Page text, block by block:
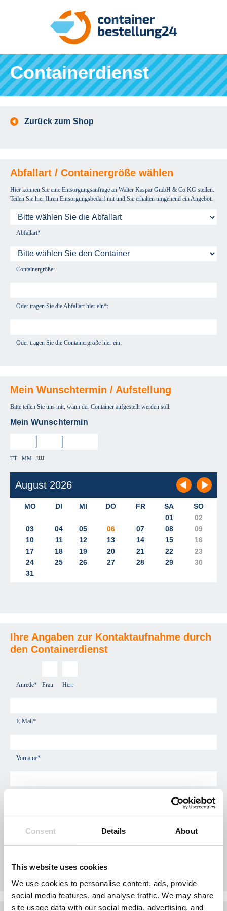
Consent Details About
This website uses cookies
We use cookies to personalise content, ads, provide
social media features, and analyse traffic. We may share
site usage data with our social media, advertising, and
Containerdienst
Zurück zum Shop
Abfallart / Containergröße wählen
Hier können Sie eine Entsorgungsanfrage an Walter Kaspar GmbH & Co.KG stellen.
Teilen Sie hier Ihren Entsorgungsbedarf mit und Sie erhalten umgehend ein Angebot.
Abfallart*
Containergröße:
Oder tragen Sie die Abfallart hier ein*:
Oder tragen Sie die Containergröße hier ein:
Mein Wunschtermin / Aufstellung
Bitte teilen Sie uns mit, wann der Container aufgestellt werden soll.
Mein Wunschtermin
TT MM JJJJ
Ihre Angaben zur Kontaktaufnahme durch
den Containerdienst
Anrede* Frau Herr
E-Mail*
Vorname*
Firmenname
Telefon*